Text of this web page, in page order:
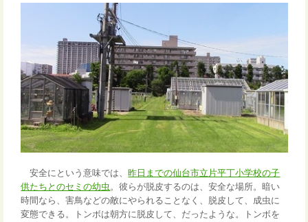
安全にという意味では、昨日までの仙台市立片平丁小学校の子
供たちとのセミの幼虫。彼らが脱皮するのは、安全な場所。暗い
時間なら、害鳥などの敵にやられることなく、脱皮して、成虫に
変態できる。トンボは朝方に脱皮して、だったような。トンボを